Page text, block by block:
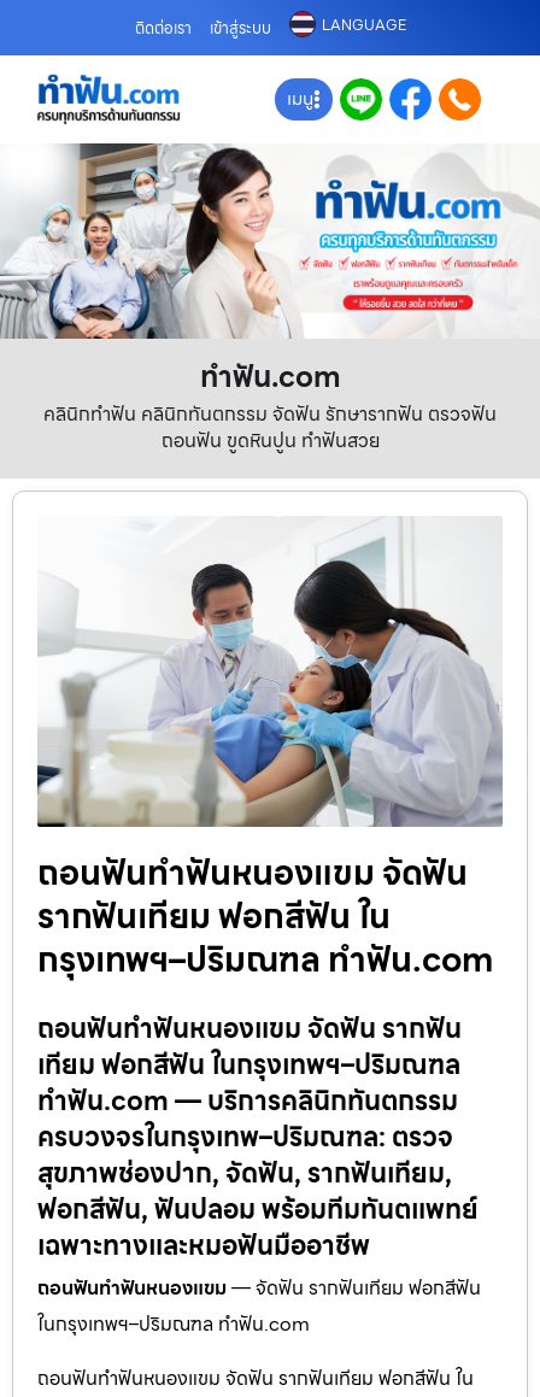
ติดต่อเรา เข้าสู่ระบบ LANGUAGE
เมนู
ทําฟัน.com
คลินิกทำฟัน คลินิกทันตกรรม จัดฟัน รักษารากฟัน ตรวจฟัน
ถอนฟัน ขูดหินปูน ทำฟันสวย
ถอนฟันทำฟันหนองแขม จัดฟัน
รากฟันเทียม ฟอกสีฟัน ใน
กรุงเทพฯ–ปริมณฑล ทำฟัน.com
ถอนฟันทำฟันหนองแขม จัดฟัน รากฟัน
เทียม ฟอกสีฟัน ในกรุงเทพฯ–ปริมณฑล
ทำฟัน.com — บริการคลินิกทันตกรรม
ครบวงจรในกรุงเทพ–ปริมณฑล: ตรวจ
สุขภาพช่องปาก, จัดฟัน, รากฟันเทียม,
ฟอกสีฟัน, ฟันปลอม พร้อมทีมทันตแพทย์
เฉพาะทางและหมอฟันมืออาชีพ
ถอนฟันทำฟันหนองแขม— จัดฟัน รากฟันเทียม ฟอกสีฟัน
ในกรุงเทพฯ–ปริมณฑล ทำฟัน.com
ถอนฟันทำฟันหนองแขม จัดฟัน รากฟันเทียม ฟอกสีฟัน ใน